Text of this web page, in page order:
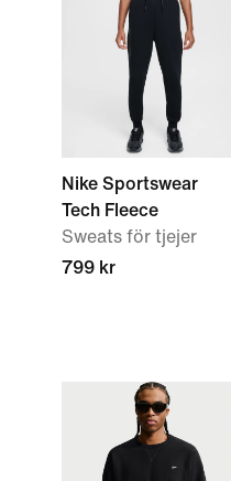
Nike Sportswear
Tech Fleece
Sweats för tjejer
799 kr